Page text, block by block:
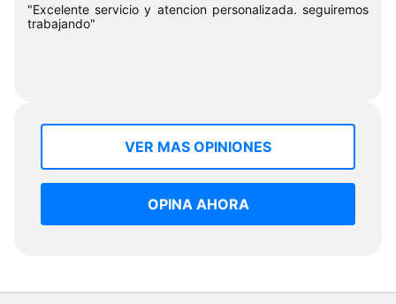
"Excelente servicio y atencion personalizada. seguiremos
trabajando"
VER MAS OPINIONES
OPINA AHORA